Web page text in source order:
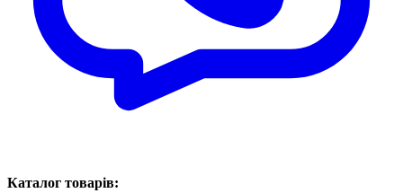
Каталог товарів: